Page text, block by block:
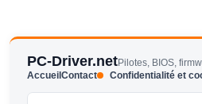
PC-Driver.netPilotes, BIOS,
AccueilContact Confidentialité et